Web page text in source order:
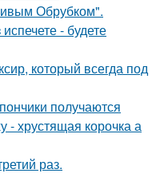
Обрубком".
- будете
который всегда под
получаются
хрустящая корочка а
раз.